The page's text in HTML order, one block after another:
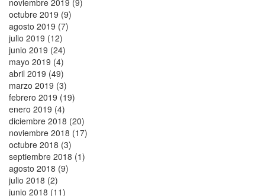
octubre 2019 (9)
agosto 2019 (7)
julio 2019 (12)
junio 2019 (24)
mayo 2019 (4)
abril 2019 (49)
marzo 2019 (3)
febrero 2019 (19)
enero 2019 (4)
diciembre 2018 (20)
noviembre 2018 (17)
octubre 2018 (3)
septiembre 2018 (1)
agosto 2018 (9)
julio 2018 (2)
junio 2018 (11)